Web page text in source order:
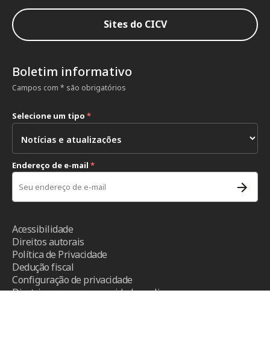
Sites do CICV
Boletim informativo
Campos com * são obrigatórios
Selecione um tipo *
Endereço de e-mail *
Acessibilidade
Direitos autorais
Política de Privacidade
Dedução fiscal
Configuração de privacidade
Diretrizes para a comunidade on-line